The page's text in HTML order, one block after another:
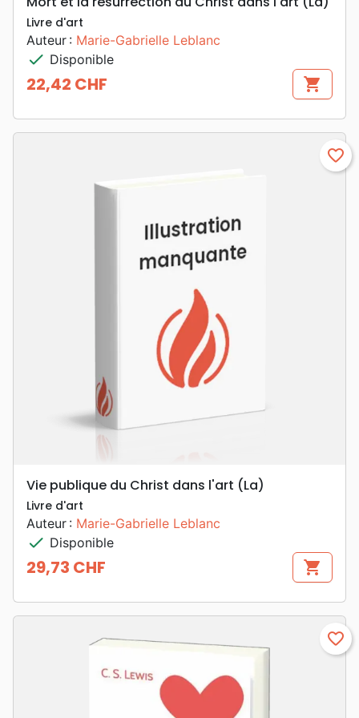
Livre d'art
Auteur : Marie-Gabrielle Leblanc
check Disponible
Prix
22,42 CHF shopping_cart
favorite_border
Vie publique du Christ dans l'art (La)
Livre d'art
Auteur : Marie-Gabrielle Leblanc
check Disponible
Prix
29,73 CHF shopping_cart
favorite_border